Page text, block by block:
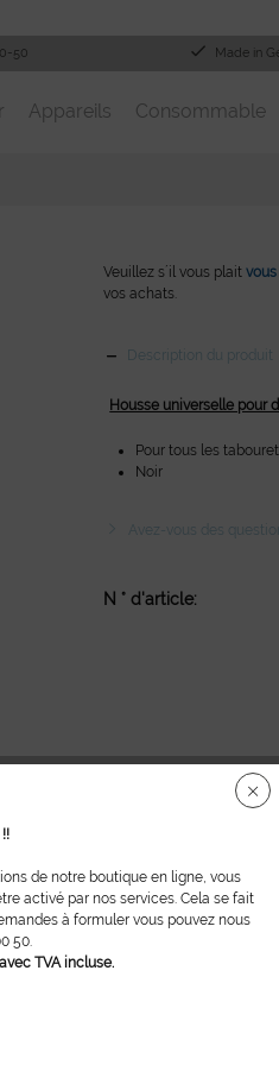
50 Made in
Appareils Consommable
Veuillez s´il vous plait
vos achats.
Description du produit
Housse universelle pour
Pour tous les
Noir
Avez-vous des
N ° d'article:
de notre boutique en ligne, vous
activé par nos services. Cela se fait
à formuler vous pouvez nous
50.
TVA incluse.